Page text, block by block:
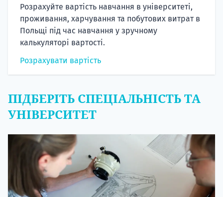
Розрахуйте вартість навчання в університеті,
проживання, харчування та побутових витрат в
Польщі під час навчання у зручному
калькуляторі вартості.
Розрахувати вартість
ПІДБЕРІТЬ СПЕЦІАЛЬНІСТЬ ТА
УНІВЕРСИТЕТ